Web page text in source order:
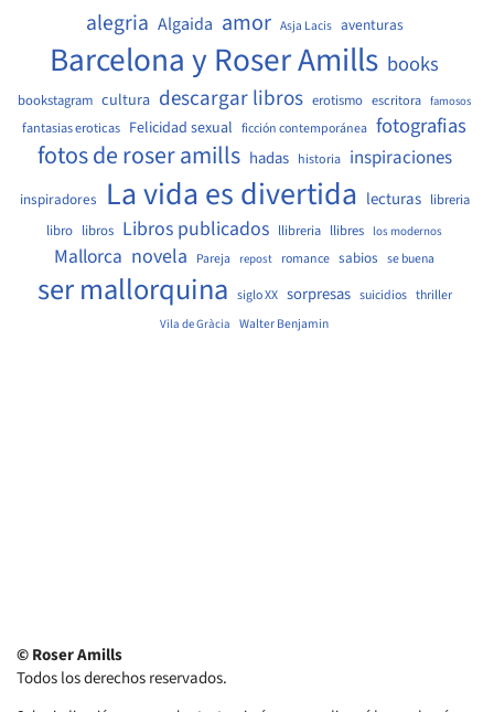
alegria Algaida amor Asja Lacis aventuras
Barcelona y Roser Amills books
bookstagram cultura descargar libros erotismo escritora famosos
fantasias eroticas Felicidad sexual ficción contemporánea fotografias
fotos de roser amills hadas historia inspiraciones
inspiradores La vida es divertida lecturas libreria
libro libros Libros publicados llibreria llibres los modernos
Mallorca novela Pareja repost romance sabios se buena
ser mallorquina siglo XX sorpresas suicidios thriller
Vila de Gràcia Walter Benjamin
© Roser Amills
Todos los derechos reservados.